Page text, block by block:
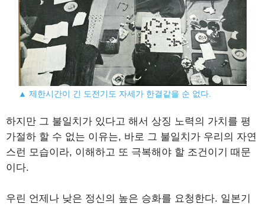
▲ 제한시간이 긴 도전기도 자세가 한결같을 순 없다.
하지만 그 불일치가 있다고 해서 상징 노력의 가치를 평
가절하 할 수 없는 이유는, 바로 그 불일치가 우리의 자연
스런 모습이라, 이해하고 또 극복해야 할 조건이기 때문
이다.
우린 언제나 낮은 정신의 높은 승화를 요청한다. 일본기